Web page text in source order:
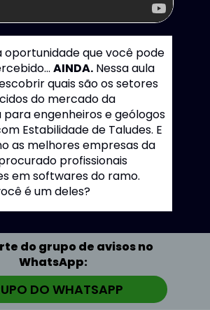
oportunidade que você pode
AINDA. Nessa aula
quais são os setores
do mercado da
engenheiros e geólogos
Estabilidade de Taludes. E
as melhores empresas da
profissionais
em softwares do ramo.
é um deles?
do grupo de avisos no
WhatsApp:
DO WHATSAPP